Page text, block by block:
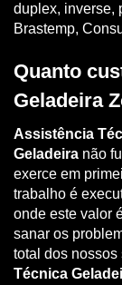
duplex, inverse,
Brastemp,
Quanto
Geladeira
Assistência
Geladeira não
exerce em
trabalho é
onde este valor
sanar os
total dos
Técnica